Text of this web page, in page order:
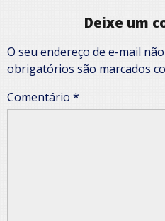
Deixe um
O seu endereço de e-mail
obrigatórios são marcados
Comentário *